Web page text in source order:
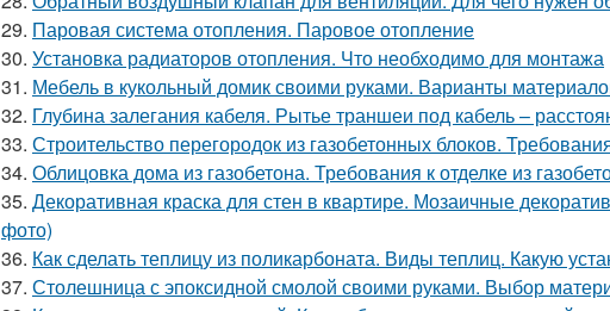
29. Паровая система отопления. Паровое отопление
30. Установка радиаторов отопления. Что необходимо для монтажа
31. Мебель в кукольный домик своими руками. Варианты
32. Глубина залегания кабеля. Рытье траншеи под кабель –
33. Строительство перегородок из газобетонных блоков.
34. Облицовка дома из газобетона. Требования к отделке из
35. Декоративная краска для стен в квартире. Мозаичные
фото)
36. Как сделать теплицу из поликарбоната. Виды теплиц. Какую
37. Столешница с эпоксидной смолой своими руками. Выбор